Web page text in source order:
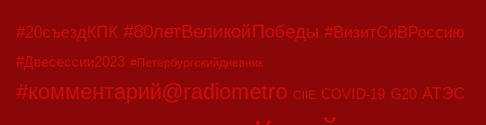
#20съездКПК #80летВеликойПобеды #ВизитСиВРоссию
#Двесессии2023 #Петербургскийдневник
#комментарий@radiometro CIIE COVID-19 G20 АТЭС